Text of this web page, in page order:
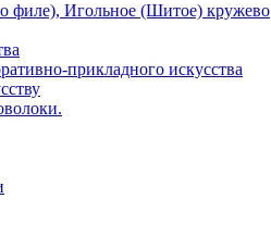
Игольное (Шитое) кружево
прикладного искусства